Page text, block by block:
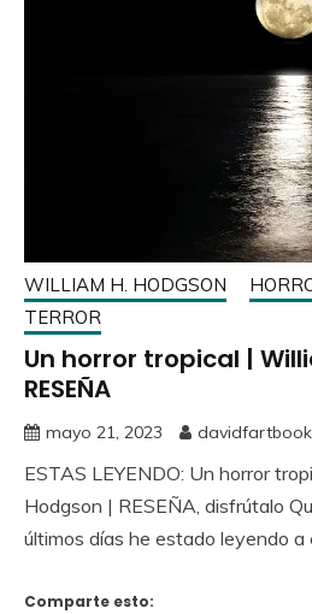
WILLIAM H. HODGSON
TERROR
Un horror tropical |
RESEÑA
mayo 21, 2023 davidfartbook
ESTAS LEYENDO: Un horror
Hodgson | RESEÑA, disfrútalo
últimos días he estado leyendo a
Comparte esto: